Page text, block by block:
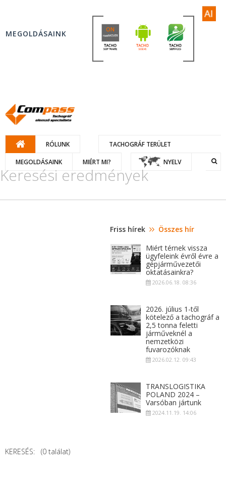
MEGOLDÁSAINK
RÓLUNK TACHOGRÁF TERÜLET
MEGOLDÁSAINK MIÉRT MI? NYELV
Keresési eredmények
Friss hírek
Összes hír
Miért térnek vissza
ügyfeleink évről évre a
gépjárművezetői
oktatásainkra?
2026.06.18. 08:36
2026. július 1-től
kötelező a tachográf a
2,5 tonna feletti
járműveknél a
nemzetközi
fuvarozóknak
2026.02.12. 09:43
TRANSLOGISTIKA
POLAND 2024 –
Varsóban jártunk
2024.11.19. 14:06
KERESÉS: (0 találat)